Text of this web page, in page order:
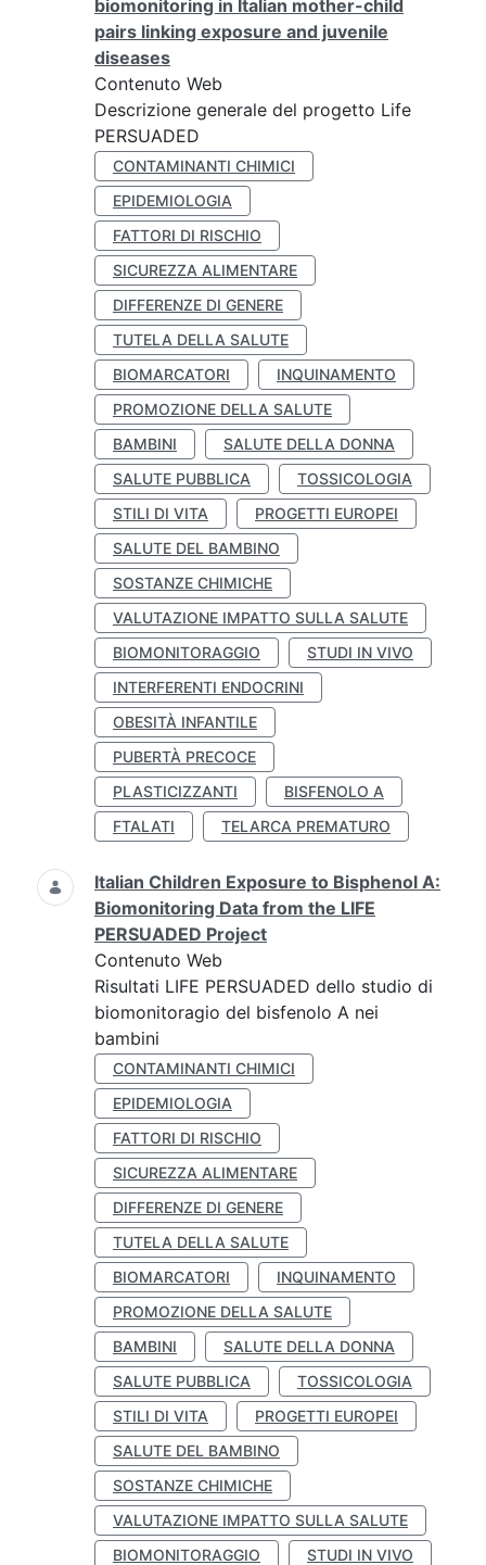
biomonitoring in Italian mother-child
pairs linking exposure and juvenile
diseases
Contenuto Web
Descrizione generale del progetto Life
PERSUADED
CONTAMINANTI CHIMICI
EPIDEMIOLOGIA
FATTORI DI RISCHIO
SICUREZZA ALIMENTARE
DIFFERENZE DI GENERE
TUTELA DELLA SALUTE
BIOMARCATORI
INQUINAMENTO
PROMOZIONE DELLA SALUTE
BAMBINI
SALUTE DELLA DONNA
SALUTE PUBBLICA
TOSSICOLOGIA
STILI DI VITA
PROGETTI EUROPEI
SALUTE DEL BAMBINO
SOSTANZE CHIMICHE
VALUTAZIONE IMPATTO SULLA SALUTE
BIOMONITORAGGIO
STUDI IN VIVO
INTERFERENTI ENDOCRINI
OBESITÀ INFANTILE
PUBERTÀ PRECOCE
PLASTICIZZANTI
BISFENOLO A
FTALATI
TELARCA PREMATURO
Italian Children Exposure to Bisphenol A:
Biomonitoring Data from the LIFE
PERSUADED Project
Contenuto Web
Risultati LIFE PERSUADED dello studio di
biomonitoragio del bisfenolo A nei
bambini
CONTAMINANTI CHIMICI
EPIDEMIOLOGIA
FATTORI DI RISCHIO
SICUREZZA ALIMENTARE
DIFFERENZE DI GENERE
TUTELA DELLA SALUTE
BIOMARCATORI
INQUINAMENTO
PROMOZIONE DELLA SALUTE
BAMBINI
SALUTE DELLA DONNA
SALUTE PUBBLICA
TOSSICOLOGIA
STILI DI VITA
PROGETTI EUROPEI
SALUTE DEL BAMBINO
SOSTANZE CHIMICHE
VALUTAZIONE IMPATTO SULLA SALUTE
BIOMONITORAGGIO
STUDI IN VIVO